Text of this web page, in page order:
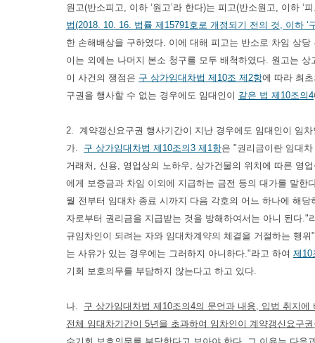
원고(반소피고, 이하 ‘원고’라 한다)는 피고(반소원고, 이하
법(2018. 10. 16. 법률 제15791호로 개정되기 전의 것, 이하 ‘
한 손해배상을 구하였다. 이에 대해 피고는 반소로 차임 상
이는 외에는 나머지 본소 청구를 모두 배척하였다. 원고는
이 사건의 쟁점은 구 상가임대차법 제10조 제2항에 따라 최
구권을 행사할 수 없는 경우에도 임대인이 같은 법 제10조의4
2. 계약갱신요구권 행사기간이 지난 경우에도 임대인이 임
가. 구 상가임대차법 제10조의3 제1항은 "권리금이란 임대
거래처, 신용, 영업상의 노하우, 상가건물의 위치에 따른 영
에게 보증금과 차임 이외에 지급하는 금전 등의 대가를 말한
월 전부터 임대차 종료 시까지 다음 각호의 어느 하나에 해
자로부터 권리금을 지급받는 것을 방해하여서는 아니 된다."
규임차인이 되려는 자와 임대차계약의 체결을 거절하는 행
는 사유가 있는 경우에는 그러하지 아니하다."라고 하여 제10
기회 보호의무를 부담하지 않는다고 하고 있다.
나. 구 상가임대차법 제10조의4의 문언과 내용, 입법 취지
전체 임대차기간이 5년을 초과하여 임차인이 계약갱신요구